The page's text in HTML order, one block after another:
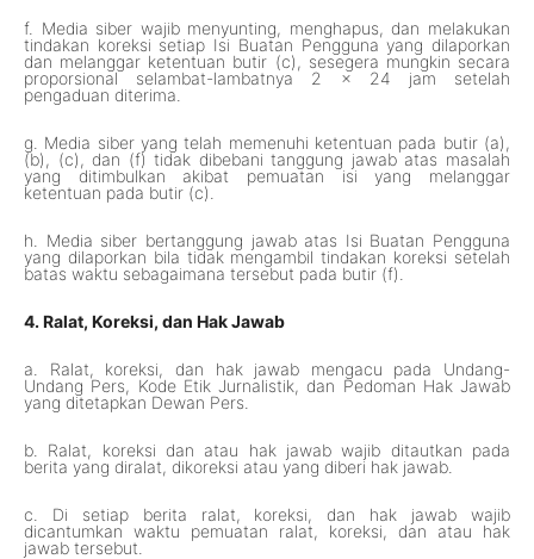
f. Media siber wajib menyunting, menghapus, dan melakukan
tindakan koreksi setiap Isi Buatan Pengguna yang dilaporkan
dan melanggar ketentuan butir (c), sesegera mungkin secara
proporsional selambat-lambatnya 2 x 24 jam setelah
pengaduan diterima.
g. Media siber yang telah memenuhi ketentuan pada butir (a),
(b), (c), dan (f) tidak dibebani tanggung jawab atas masalah
yang ditimbulkan akibat pemuatan isi yang melanggar
ketentuan pada butir (c).
h. Media siber bertanggung jawab atas Isi Buatan Pengguna
yang dilaporkan bila tidak mengambil tindakan koreksi setelah
batas waktu sebagaimana tersebut pada butir (f).
4. Ralat, Koreksi, dan Hak Jawab
a. Ralat, koreksi, dan hak jawab mengacu pada Undang-
Undang Pers, Kode Etik Jurnalistik, dan Pedoman Hak Jawab
yang ditetapkan Dewan Pers.
b. Ralat, koreksi dan atau hak jawab wajib ditautkan pada
berita yang diralat, dikoreksi atau yang diberi hak jawab.
c. Di setiap berita ralat, koreksi, dan hak jawab wajib
dicantumkan waktu pemuatan ralat, koreksi, dan atau hak
jawab tersebut.